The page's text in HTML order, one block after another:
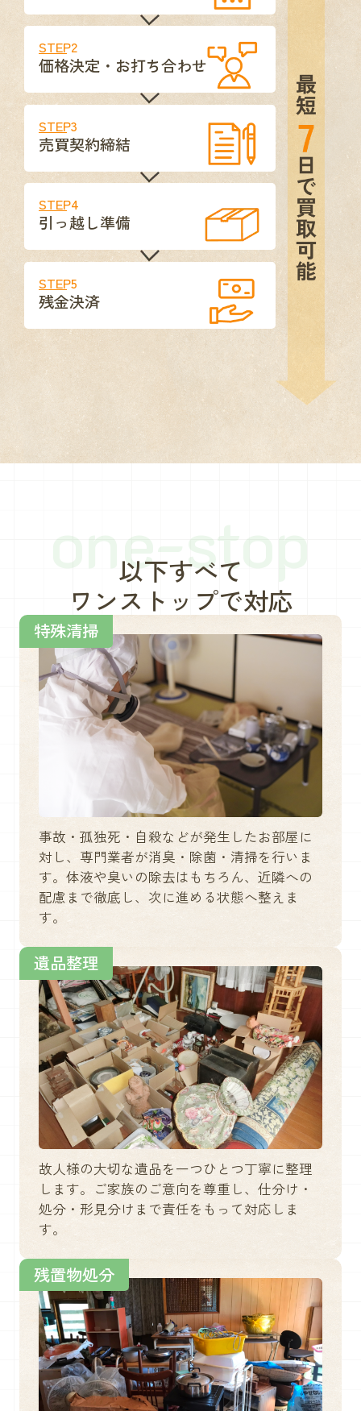
STEP2
価格決定・お打ち合わせ
STEP3
売買契約締結
STEP4
引っ越し準備
STEP5
残金決済
one-stop
以下すべて
ワンストップで対応
特殊清掃
事故・孤独死・自殺などが発生したお部屋に
対し、専門業者が消臭・除菌・清掃を行いま
す。体液や臭いの除去はもちろん、近隣への
配慮まで徹底し、次に進める状態へ整えま
す。
遺品整理
故人様の大切な遺品を一つひとつ丁寧に整理
します。ご家族のご意向を尊重し、仕分け・
処分・形見分けまで責任をもって対応しま
す。
残置物処分